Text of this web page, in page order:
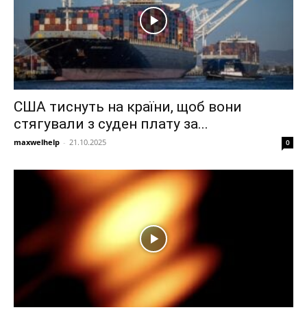
США тиснуть на країни, щоб вони
стягували з суден плату за...
maxwelhelp - 21.10.2025 0